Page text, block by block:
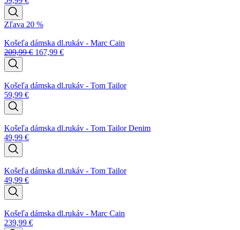
Zľava 20 %
Košeľa dámska dl.rukáv - Marc Cain
209,99€ 167,99 €
Košeľa dámska dl.rukáv - Tom Tailor
59,99 €
Košeľa dámska dl.rukáv - Tom Tailor Denim
49,99 €
Košeľa dámska dl.rukáv - Tom Tailor
49,99 €
Košeľa dámska dl.rukáv - Marc Cain
239,99 €